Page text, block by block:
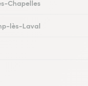
Chapelles
lès-Laval
Maine